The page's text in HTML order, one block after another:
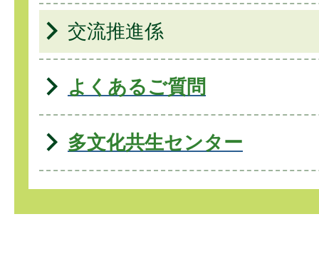
交流推進係
よくあるご質問
多文化共生センター